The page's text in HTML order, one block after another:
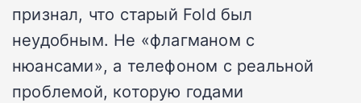
признал, что старый Fold был
неудобным. Не «флагманом с
нюансами», а телефоном с реальной
проблемой, которую годами